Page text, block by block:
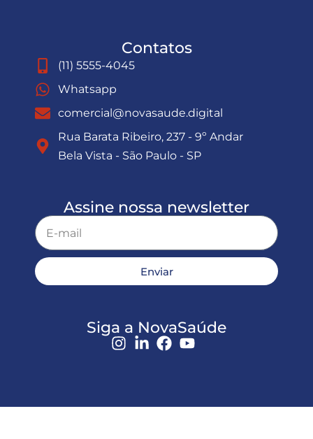
Contatos
(11) 5555-4045
Whatsapp
comercial@novasaude.digital
Rua Barata Ribeiro, 237 - 9º Andar
Bela Vista - São Paulo - SP
Assine nossa newsletter
Enviar
Siga a NovaSaúde